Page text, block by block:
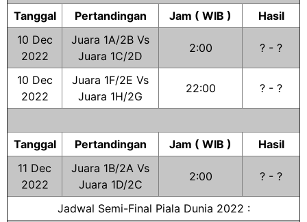
Tanggal Pertandingan Jam ( WIB )
Hasil
10 Dec
2022
Juara 1A/2B Vs
Juara 1C/2D
2:00 ? - ?
10 Dec
2022
Juara 1F/2E Vs
Juara 1H/2G
22:00 ? - ?
Tanggal Pertandingan Jam ( WIB )
Hasil
11 Dec
2022
Juara 1B/2A Vs
Juara 1D/2C
2:00 ? - ?
Jadwal Semi-Final Piala Dunia 2022 :